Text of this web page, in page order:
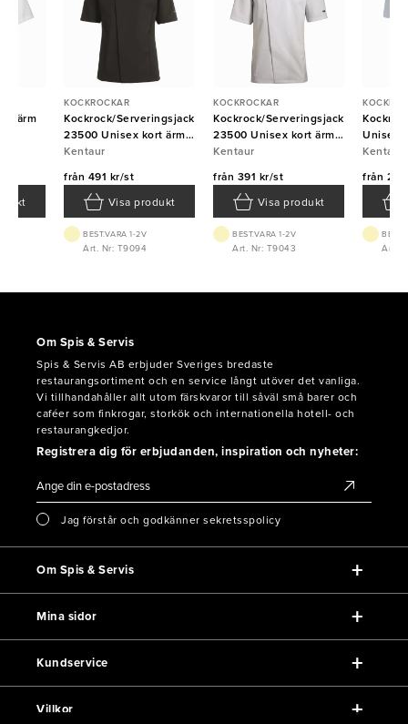
ärm
KOCKROCKAR
Kockrock/Serveringsjacka
23500 Unisex kort ärm
Svart Kentaur
Kentaur
från 491 kr/st
Visa produkt
BEST.VARA 1-2V
Art. Nr: T9094
KOCKROCKAR
Kockrock/Serveringsjacka
23500 Unisex kort ärm
vit Kentaur
Kentaur
från 391 kr/st
Visa produkt
BEST.VARA 1-2V
Art. Nr: T9043
Unisex
Kentaur
Kentaur
från
Art.
Om Spis & Servis
Spis & Servis AB erbjuder Sveriges bredaste
restaurangsortiment och en service långt utöver det vanliga.
Vi tillhandahåller allt utom färskvaror till såväl små barer och
caféer som finkrogar, storkök och internationella hotell- och
restaurangkedjor.
Registrera dig för erbjudanden, inspiration och nyheter:
Jag förstår och godkänner sekretsspolicy
Om Spis & Servis
Mina sidor
Kundservice
Villkor